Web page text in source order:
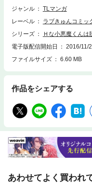
ジャンル
TLマンガ
レーベル
ラブきゅんコミッ
シリーズ
Ｈな小悪魔くんは
電子版配信開始日
2016/11/
ファイルサイズ
6.60 MB
作品をシェアする
あわせてよく買われ